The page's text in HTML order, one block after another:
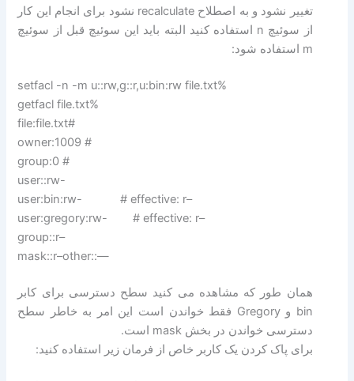
تغییر نشود و به اصطلاح recalculate نشود برای انجام این کار
از سوئیچ n استفاده کنید البته باید این سوئیچ قبل از سوئیچ
m استفاده شود:
setfacl -n -m u::rw,g::r,u:bin:rw file.txt%
getfacl file.txt%
file:file.txt#
owner:1009 #
group:0 #
user::rw-
user:bin:rw- # effective: r–
user:gregory:rw- # effective: r–
group::r–
mask::r–other::—
همان طور که مشاهده می کنید سطح دسترسی برای کابر
bin و Gregory فقط خواندن است این امر به خاطر سطح
دسترسی خواندن در بخش mask است.
برای پاک کردن یک کاربر خاص از فرمان زیر استفاده کنید: